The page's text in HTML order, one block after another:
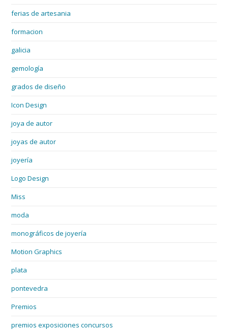
ferias de artesania
formacion
galicia
gemología
grados de diseño
Icon Design
joya de autor
joyas de autor
joyería
Logo Design
Miss
moda
monográficos de joyería
Motion Graphics
plata
pontevedra
Premios
premios exposiciones concursos